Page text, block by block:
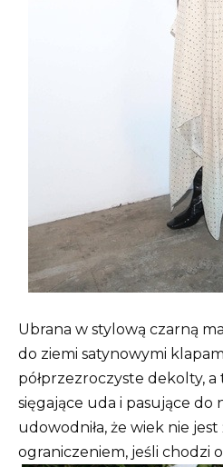
Ubrana w stylową czarną
do ziemi satynowymi
półprzezroczyste dekolty,
sięgające uda i pasujące do
udowodniła, że ​​wiek nie
ograniczeniem, jeśli chodzi